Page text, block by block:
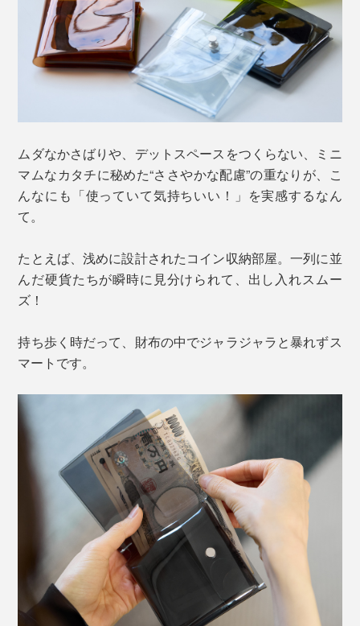
ムダなかさばりや、デットスペースをつくらない、ミニ
マムなカタチに秘めた“ささやかな配慮”の重なりが、こ
んなにも「使っていて気持ちいい！」を実感するなん
て。
たとえば、浅めに設計されたコイン収納部屋。一列に並
んだ硬貨たちが瞬時に見分けられて、出し入れスムー
ズ！
持ち歩く時だって、財布の中でジャラジャラと暴れずス
マートです。